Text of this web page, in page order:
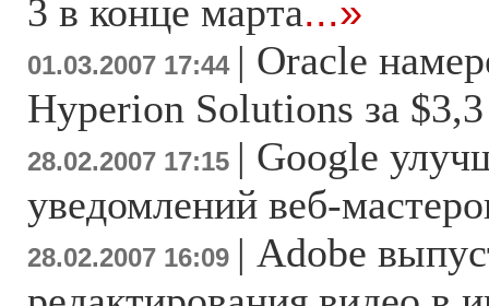
3 в конце марта...»
01.03.2007 17:44 | Oracle
Hyperion Solutions за
28.02.2007 17:15 | Google
уведомлений веб-
28.02.2007 16:09 | Adobe